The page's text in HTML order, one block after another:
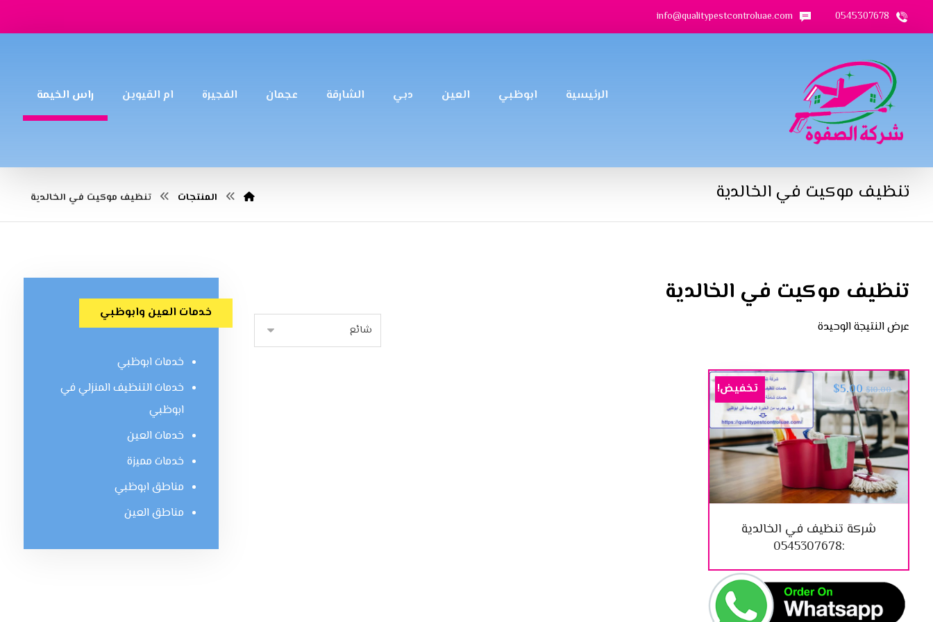
0545307678
info@qualitypestcontroluae.com
الرئيسية ابوظبي العين دبي الشارقة عجمان الفجيرة ام القيوين راس الخيمة
تنظيف موكيت في الخالدية المنتجات تنظيف موكيت في الخالدية
تنظيف موكيت في الخالدية
عرض النتيجة الوحيدة
شركة تنظيف في الخالدية
:0545307678
$10.00
$5.00 تخفيض!
خدمات العين وابوظبي
خدمات ابوظبي
خدمات التنظيف المنزلي في
ابوظبي
خدمات العين
خدمات مميزة
مناطق ابوظبي
مناطق العين